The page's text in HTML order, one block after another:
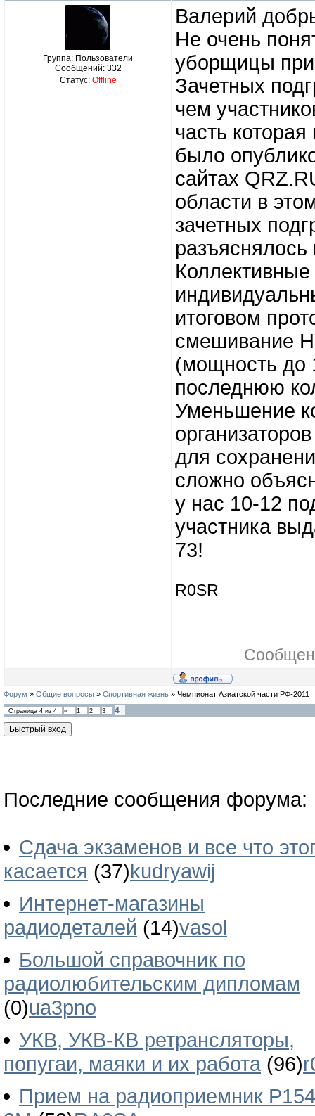
Группа: Пользователи
Сообщений: 332
Статус: Offline
Валерий
Не очень
уборщицы
Зачетных
чем
часть
было
сайтах
области в
зачетных
итоговом
смешивание
(мощность до
последнюю
Уменьшение
для
сложно
у нас 10-12
участника
73!
R0SR
Форум » Общие вопросы » Спортивная жизнь » Чемпионат Азиатской части РФ-2011
Страница 4 из 4 « 1 2 3 4
Последние сообщения форума:
Сдача экзаменов и все что
касается (37)kudryawij
Интернет-магазины
радиодеталей (14)vasol
Большой справочник по
радиолюбительским дипломам
(0)ua3pno
УКВ, УКВ-КВ ретрансляторы,
попугаи, маяки и их работа (96)
Прием на радиоприемник